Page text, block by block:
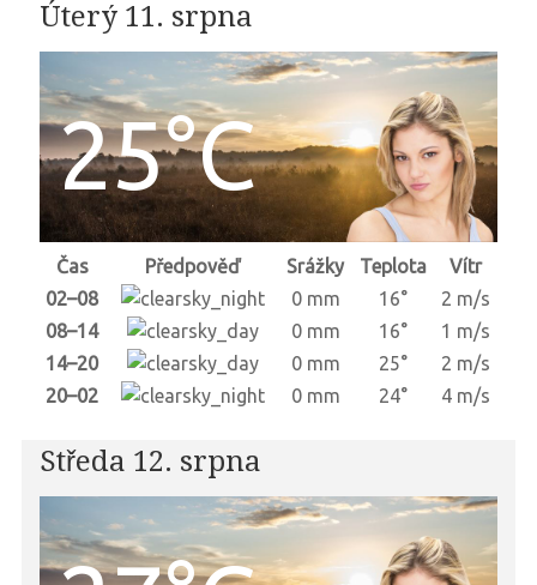
Úterý 11. srpna
25°C
Čas Předpověď Srážky Teplota
Vítr
02–08
0 mm 16°
2 m/s
08–14
0 mm 16°
1 m/s
14–20
0 mm 25°
2 m/s
20–02
0 mm 24° 4 m/s
Středa 12. srpna